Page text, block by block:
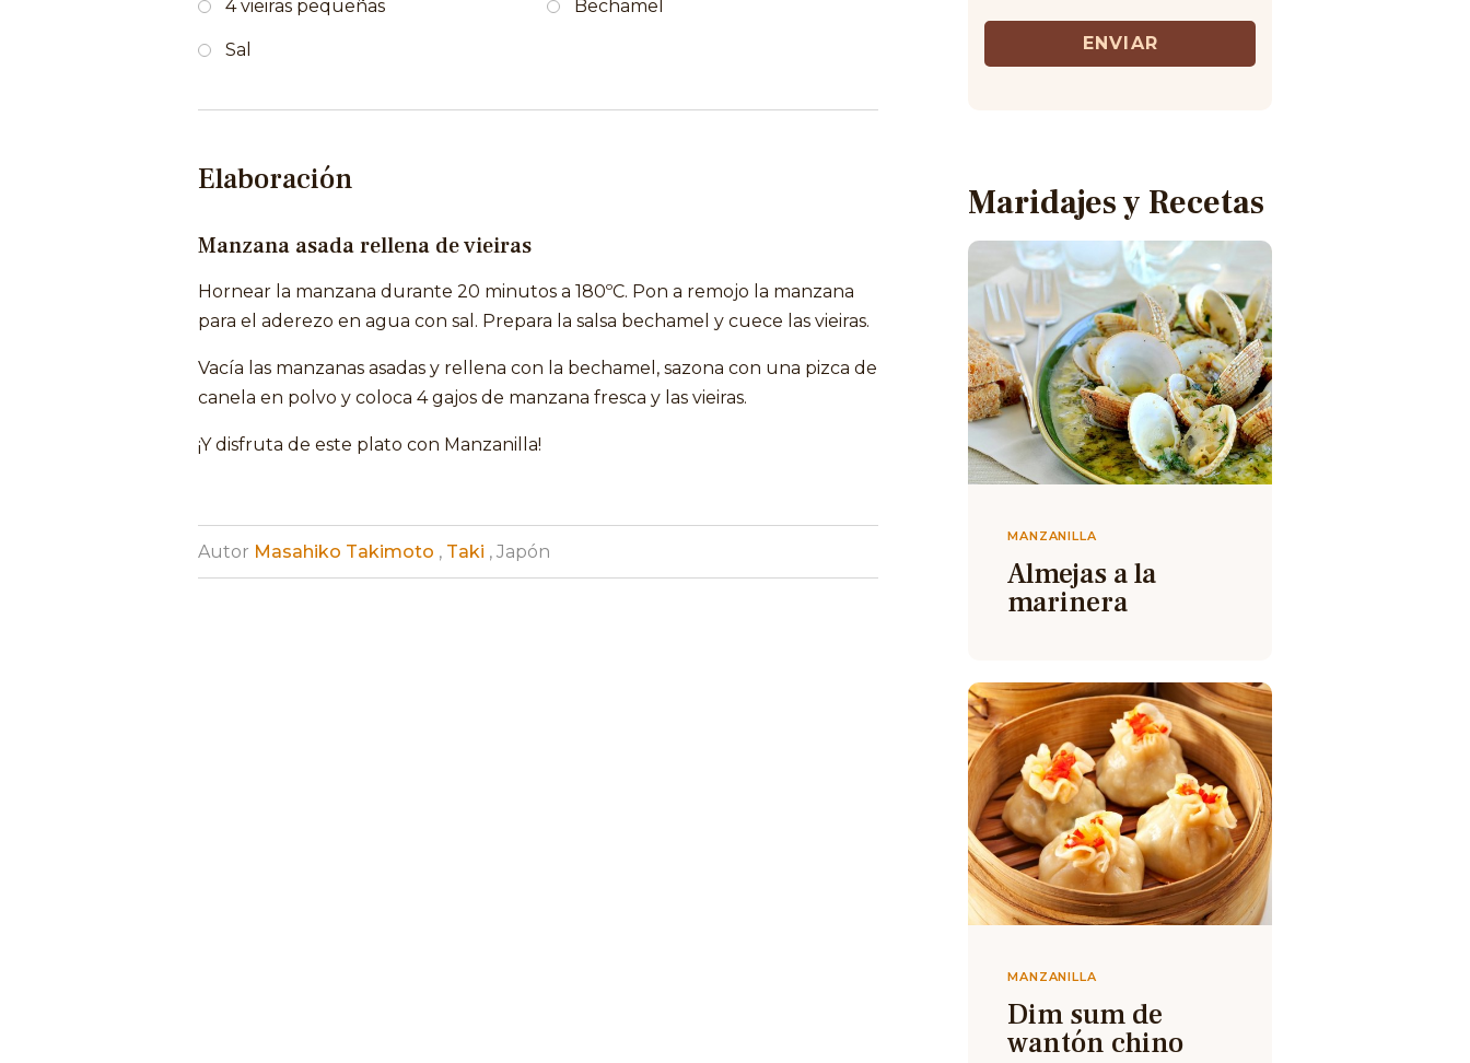
4 vieiras pequeñas
Sal
Bechamel
Elaboración
Manzana asada rellena de vieiras
Hornear la manzana durante 20 minutos a 180ºC. Pon a remojo la manzana
para el aderezo en agua con sal. Prepara la salsa bechamel y cuece las vieiras.
Vacía las manzanas asadas y rellena con la bechamel, sazona con una pizca de
canela en polvo y coloca 4 gajos de manzana fresca y las vieiras.
¡Y disfruta de este plato con Manzanilla!
Autor Masahiko Takimoto , Taki , Japón
ENVIAR
Maridajes y Recetas
MANZANILLA
Almejas a la
marinera
MANZANILLA
Dim sum de
wantón chino